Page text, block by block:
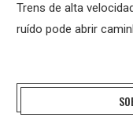
Trens de alta
ruído pode abrir